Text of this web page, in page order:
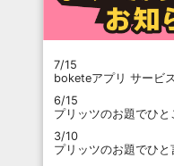
7/15
boketeアプリ サービ
6/15
プリッツのお題でひ
3/10
プリッツのお題でひ